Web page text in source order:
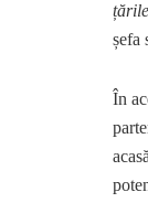
șefa
În